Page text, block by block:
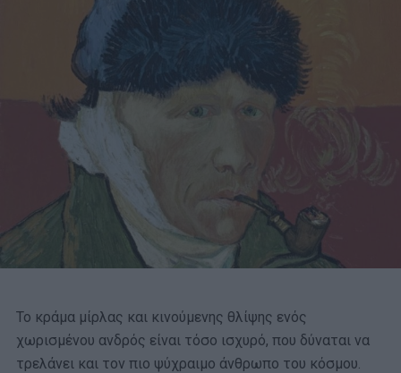
Το κράμα μίρλας και κινούμενης θλίψης ενός
χωρισμένου ανδρός είναι τόσο ισχυρό, που δύναται να
τρελάνει και τον πιο ψύχραιμο άνθρωπο του κόσμου.